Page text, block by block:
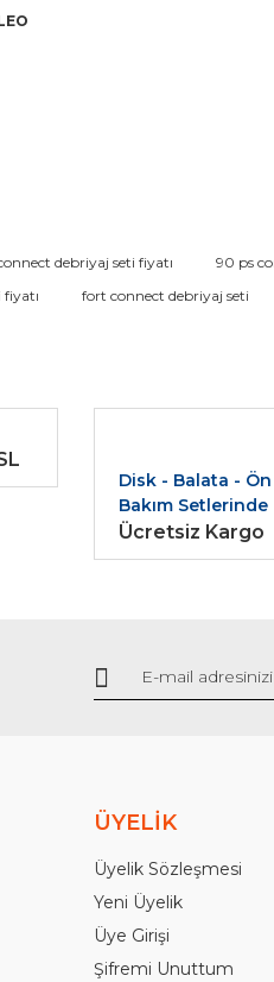
ilk yorumu siz yapın!
gördüğünüz noktaları öneri
debriyaj seti fiyatı 90 ps
fort connect debriyaj seti
Disk - Balata - Ön
Bakım Setlerinde
Ücretsiz Kargo
ÜYELİK
Üyelik Sözleşmesi
Yeni Üyelik
Üye Girişi
Şifremi Unuttum